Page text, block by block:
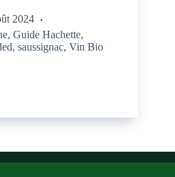
2024
, Guide Hachette,
, saussignac, Vin Bio